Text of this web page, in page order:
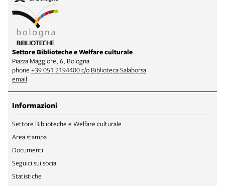
Settore Biblioteche e Welfare culturale
Piazza Maggiore, 6, Bologna
phone +39 051 2194400 c/o Biblioteca Salaborsa
email
Informazioni
Settore Biblioteche e Welfare culturale
Area stampa
Documenti
Seguici sui social
Statistiche